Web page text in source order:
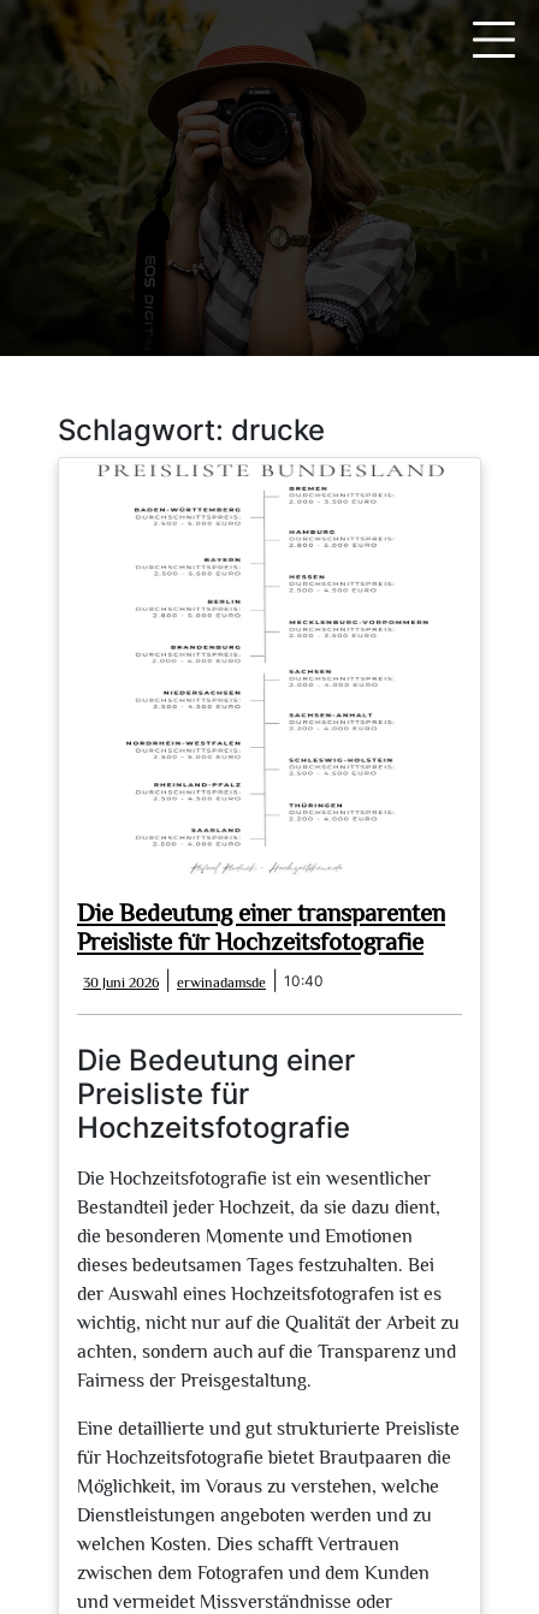
springen
Schlagwort: drucke
Die Bedeutung einer transparenten
Preisliste für Hochzeitsfotografie
30 Juni 2026
Juni
2026
erwinadamsde erwinadamsde
10:40
Die Bedeutung einer
Preisliste für
Hochzeitsfotografie
Die Hochzeitsfotografie ist ein wesentlicher
Bestandteil jeder Hochzeit, da sie dazu dient,
die besonderen Momente und Emotionen
dieses bedeutsamen Tages festzuhalten. Bei
der Auswahl eines Hochzeitsfotografen ist es
wichtig, nicht nur auf die Qualität der Arbeit zu
achten, sondern auch auf die Transparenz und
Fairness der Preisgestaltung.
Eine detaillierte und gut strukturierte Preisliste
für Hochzeitsfotografie bietet Brautpaaren die
Möglichkeit, im Voraus zu verstehen, welche
Dienstleistungen angeboten werden und zu
welchen Kosten. Dies schafft Vertrauen
zwischen dem Fotografen und dem Kunden
und vermeidet Missverständnisse oder